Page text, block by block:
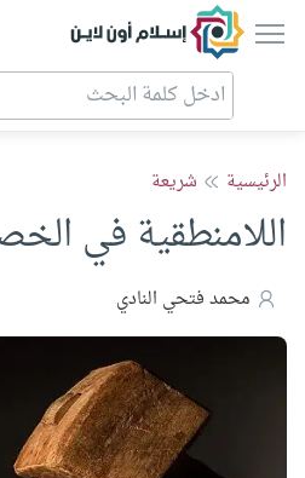
إسلام أون لاين
الرئيسية شريعة
اللامنطقية في
محمد فتحي النادي